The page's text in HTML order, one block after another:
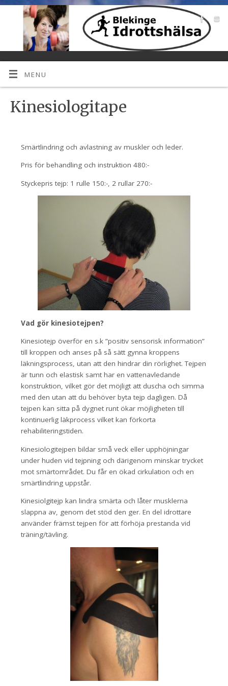
MENU
Kinesiologitape
Smärtlindring och avlastning av muskler och leder.
Pris för behandling och instruktion 480:-
Styckepris tejp: 1 rulle 150:-, 2 rullar 270:-
Vad gör kinesiotejpen?
Kinesiotejp överför en s.k ”positiv sensorisk information”
till kroppen och anses på så sätt gynna kroppens
läkningsprocess, utan att den hindrar din rörlighet. Tejpen
är tunn och elastisk samt har en vattenavledande
konstruktion, vilket gör det möjligt att duscha och simma
med den utan att du behöver byta tejp dagligen. Då
tejpen kan sitta på dygnet runt ökar möjligheten till
kontinuerlig läkprocess vilket kan förkorta
rehabiliteringstiden.
Kinesiologitejpen bildar små veck eller upphöjningar
under huden vid tejpning och därigenom minskar trycket
mot smärtområdet. Du får en ökad cirkulation och en
smärtlindring uppstår.
Kinesiolgitejp kan lindra smärta och låter musklerna
slappna av, genom det stöd den ger. En del idrottare
använder främst tejpen för att förhöja prestanda vid
träning/tävling.